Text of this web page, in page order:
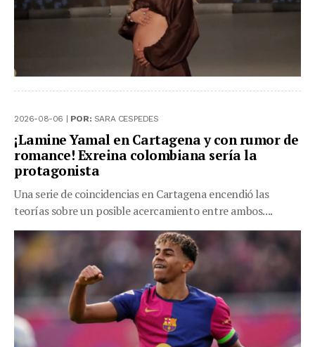
2026-08-06 | POR: SARA CESPEDES
¡Lamine Yamal en Cartagena y con rumor de
romance! Exreina colombiana sería la
protagonista
Una serie de coincidencias en Cartagena encendió las
teorías sobre un posible acercamiento entre ambos....